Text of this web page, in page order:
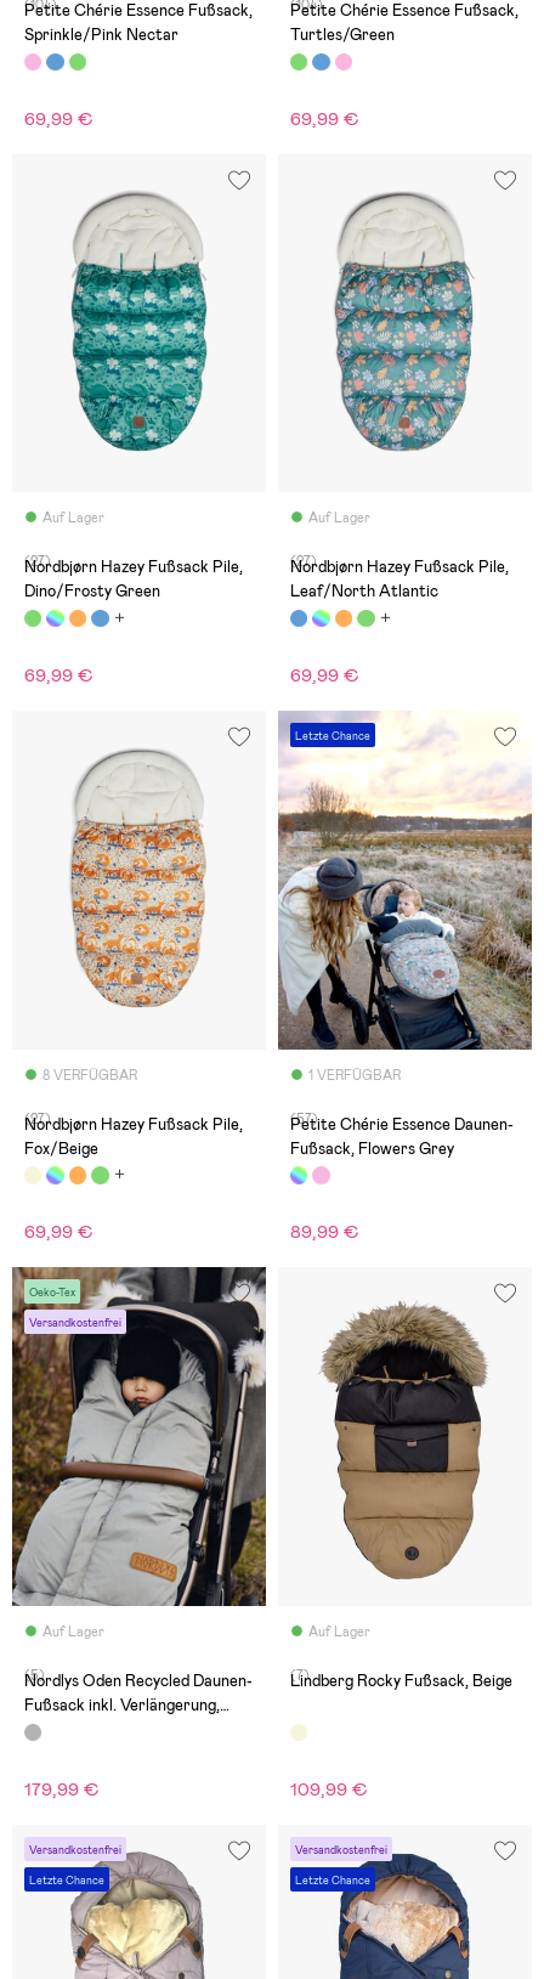
(104)
Petite Chérie Essence Fußsack,
Sprinkle/Pink Nectar
69,99 €
(104)
Petite Chérie Essence Fußsack,
Turtles/Green
69,99 €
Auf Lager
(27)
Nordbjørn Hazey Fußsack Pile,
Dino/Frosty Green
69,99 €
Auf Lager
(27)
Nordbjørn Hazey Fußsack Pile,
Leaf/North Atlantic
69,99 €
8 VERFÜGBAR
(27)
Nordbjørn Hazey Fußsack Pile,
Fox/Beige
69,99 €
Letzte Chance
1 VERFÜGBAR
(57)
Petite Chérie Essence Daunen-
Fußsack, Flowers Grey
89,99 €
Oeko-Tex
Versandkostenfrei
Auf Lager
(5)
Nordlys Oden Recycled Daunen-
Fußsack inkl. Verlängerung,
Grey Mélange
179,99 €
Auf Lager
(7)
Lindberg Rocky Fußsack, Beige
109,99 €
Versandkostenfrei
Letzte Chance
Versandkostenfrei
Letzte Chance